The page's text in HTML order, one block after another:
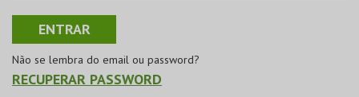
Não se lembra do email ou password?
RECUPERAR PASSWORD